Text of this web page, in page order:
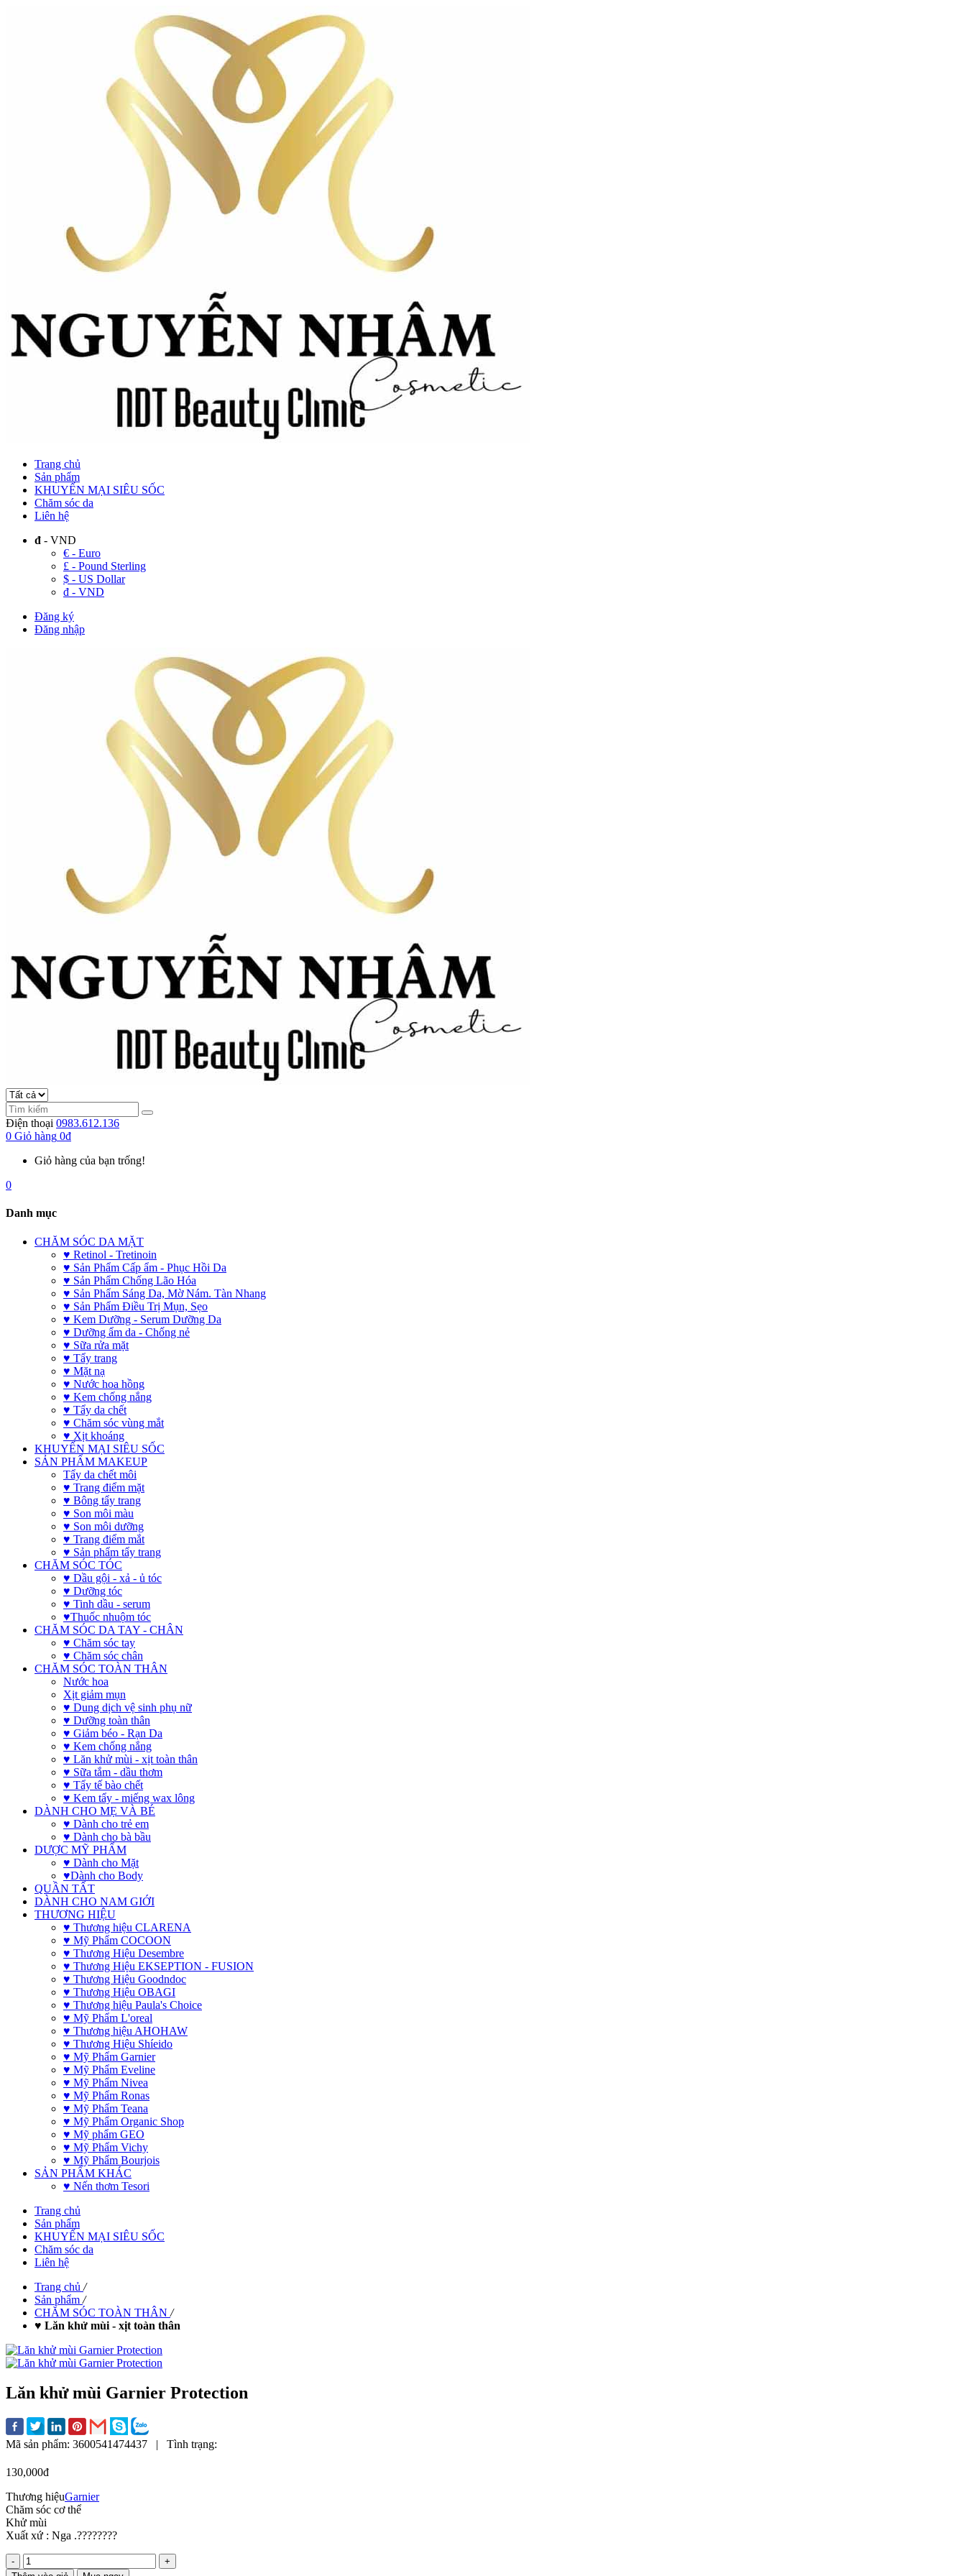
Trang chủ
Sản phẩm
KHUYẾN MẠI SIÊU SỐC
Chăm sóc da
Liên hệ
đ - VND
€ - Euro
£ - Pound Sterling
$ - US Dollar
đ - VND
Đăng ký
Đăng nhập
Điện thoại 0983.612.136
0 Giỏ hàng 0đ
Giỏ hàng của bạn trống!
0
Danh mục
CHĂM SÓC DA MẶT
♥ Retinol - Tretinoin
♥ Sản Phẩm Cấp ẩm - Phục Hồi Da
♥ Sản Phẩm Chống Lão Hóa
♥ Sản Phẩm Sáng Da, Mờ Nám. Tàn Nhang
♥ Sản Phẩm Điều Trị Mụn, Sẹo
♥ Kem Dưỡng - Serum Dưỡng Da
♥ Dưỡng ẩm da - Chống nẻ
♥ Sữa rửa mặt
♥ Tẩy trang
♥ Mặt nạ
♥ Nước hoa hồng
♥ Kem chống nắng
♥ Tẩy da chết
♥ Chăm sóc vùng mắt
♥ Xịt khoáng
KHUYẾN MẠI SIÊU SỐC
SẢN PHẨM MAKEUP
Tẩy da chết môi
♥ Trang điểm mặt
♥ Bông tẩy trang
♥ Son môi màu
♥ Son môi dưỡng
♥ Trang điểm mắt
♥ Sản phẩm tẩy trang
CHĂM SÓC TÓC
♥ Dầu gội - xả - ủ tóc
♥ Dưỡng tóc
♥ Tinh dầu - serum
♥Thuốc nhuộm tóc
CHĂM SÓC DA TAY - CHÂN
♥ Chăm sóc tay
♥ Chăm sóc chân
CHĂM SÓC TOÀN THÂN
Nước hoa
Xịt giảm mụn
♥ Dung dịch vệ sinh phụ nữ
♥ Dưỡng toàn thân
♥ Giảm béo - Rạn Da
♥ Kem chống nắng
♥ Lăn khử mùi - xịt toàn thân
♥ Sữa tắm - dầu thơm
♥ Tẩy tế bào chết
♥ Kem tẩy - miếng wax lông
DÀNH CHO MẸ VÀ BÉ
♥ Dành cho trẻ em
♥ Dành cho bà bầu
DƯỢC MỸ PHẨM
♥ Dành cho Mặt
♥Dành cho Body
QUẦN TẤT
DÀNH CHO NAM GIỚI
THƯƠNG HIỆU
♥ Thương hiệu CLARENA
♥ Mỹ Phẩm COCOON
♥ Thương Hiệu Desembre
♥ Thương Hiệu EKSEPTION - FUSION
♥ Thương Hiệu Goodndoc
♥ Thương Hiệu OBAGI
♥ Thương hiệu Paula's Choice
♥ Mỹ Phẩm L'oreal
♥ Thương hiệu AHOHAW
♥ Thương Hiệu Shíeido
♥ Mỹ Phẩm Garnier
♥ Mỹ Phẩm Eveline
♥ Mỹ Phẩm Nivea
♥ Mỹ Phẩm Ronas
♥ Mỹ Phẩm Teana
♥ Mỹ Phẩm Organic Shop
♥ Mỹ phẩm GEO
♥ Mỹ Phẩm Vichy
♥ Mỹ Phẩm Bourjois
SẢN PHẨM KHÁC
♥ Nến thơm Tesori
Trang chủ
Sản phẩm
KHUYẾN MẠI SIÊU SỐC
Chăm sóc da
Liên hệ
Trang chủ /
Sản phẩm /
CHĂM SÓC TOÀN THÂN /
♥ Lăn khử mùi - xịt toàn thân
Lăn khử mùi Garnier Protection
Mã sản phẩm: 3600541474437 | Tình trạng:
130,000đ
Thương hiệuGarnier
Chăm sóc cơ thể
Khử mùi
Xuất xứ : Nga .????????
-
+